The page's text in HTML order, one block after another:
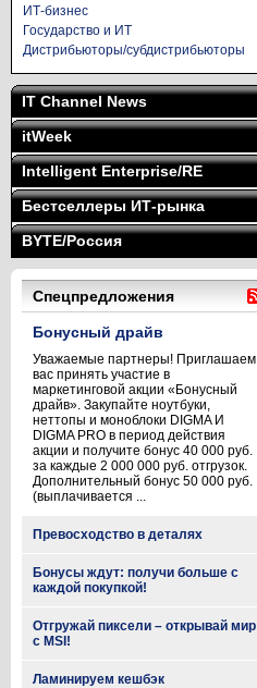
ИТ-бизнес
Государство и ИТ
Дистрибьюторы/субдистрибьюторы
IT Channel News
itWeek
Intelligent Enterprise/RE
Бестселлеры ИТ-рынка
BYTE/Россия
Спецпредложения
Бонусный драйв
Уважаемые партнеры! Приглашаем
вас принять участие в
маркетинговой акции «Бонусный
драйв». Закупайте ноутбуки,
неттопы и моноблоки DIGMA И
DIGMA PRO в период действия
акции и получите бонус 40 000 руб.
за каждые 2 000 000 руб. отгрузок.
Дополнительный бонус 50 000 руб.
(выплачивается ...
Превосходство в деталях
Бонусы ждут: получи больше с
каждой покупкой!
Отгружай пиксели – открывай мир
с MSI!
Ламинируем кешбэк